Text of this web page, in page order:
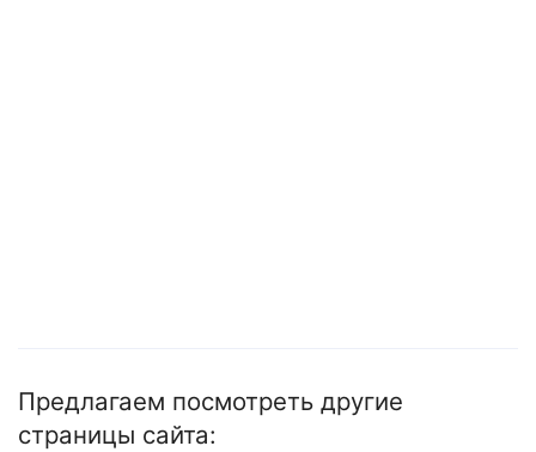
Предлагаем посмотреть другие
страницы сайта: